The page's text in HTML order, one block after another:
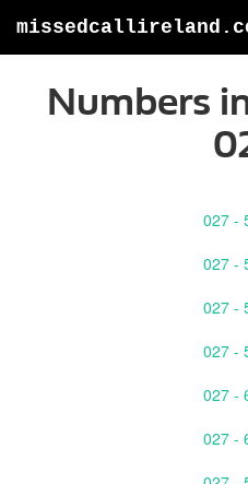
Numbers
027 -
027 -
027 -
027 -
027 -
027 -